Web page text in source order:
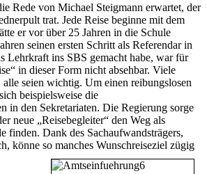
Rede von Michael Steigmann erwartet, der
trat. Jede Reise beginne mit dem
er vor über 25 Jahren in die Schule
seinen ersten Schritt als Referendar in
Lehrkraft ins SBS gemacht habe, war für
in dieser Form nicht absehbar. Viele
alle seien wichtig. Um einen reibungslosen
beispielsweise die
in den Sekretariaten. Die Regierung sorge
neue „Reisebegleiter“ den Weg als
finden. Dank des Sachaufwandsträgers,
könne so manches Wunschreiseziel zügig